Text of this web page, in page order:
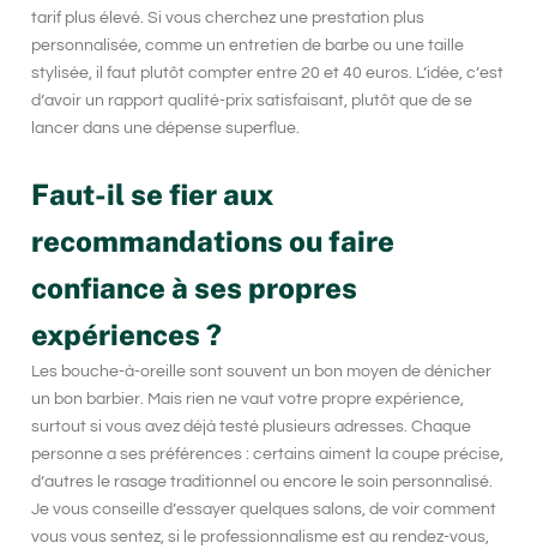
tarif plus élevé. Si vous cherchez une prestation plus
personnalisée, comme un entretien de barbe ou une taille
stylisée, il faut plutôt compter entre 20 et 40 euros. L’idée, c’est
d’avoir un rapport qualité-prix satisfaisant, plutôt que de se
lancer dans une dépense superflue.
Faut-il se fier aux
recommandations ou faire
confiance à ses propres
expériences ?
Les bouche-à-oreille sont souvent un bon moyen de dénicher
un bon barbier. Mais rien ne vaut votre propre expérience,
surtout si vous avez déjà testé plusieurs adresses. Chaque
personne a ses préférences : certains aiment la coupe précise,
d’autres le rasage traditionnel ou encore le soin personnalisé.
Je vous conseille d’essayer quelques salons, de voir comment
vous vous sentez, si le professionnalisme est au rendez-vous,